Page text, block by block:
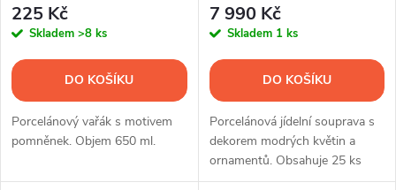
225 Kč
Skladem >8 ks
DO KOŠÍKU
Porcelánový vařák s motivem
pomněnek. Objem 650 ml.
7 990 Kč
Skladem 1 ks
DO KOŠÍKU
Porcelánová jídelní souprava s
dekorem modrých květin a
ornamentů. Obsahuje 25 ks
nádobí.